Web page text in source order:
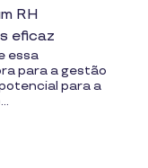
RH
eficaz
essa
para a gestão
para a